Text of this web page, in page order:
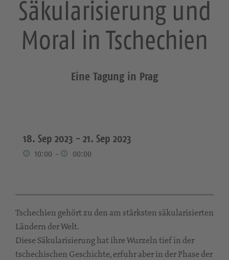
Säkularisierung und
Moral in Tschechien
Eine Tagung in Prag
18. Sep 2023 - 21. Sep 2023
10:00 - 00:00
Tschechien gehört zu den am stärksten säkularisierten
Ländern der Welt.
Diese Säkularisierung hat ihre Wurzeln tief in der
tschechischen Geschichte, erfuhr aber in der Phase der